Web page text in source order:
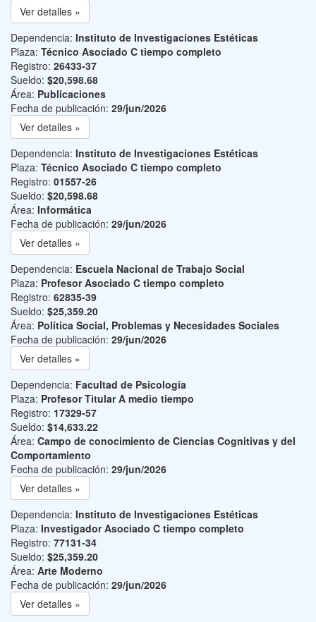
Ver detalles »
Dependencia: Instituto de Investigaciones Estéticas
Plaza: Técnico Asociado C tiempo completo
Registro: 26433-37
Sueldo: $20,598.68
Área: Publicaciones
Fecha de publicación: 29/jun/2026
Ver detalles »
Dependencia: Instituto de Investigaciones Estéticas
Plaza: Técnico Asociado C tiempo completo
Registro: 01557-26
Sueldo: $20,598.68
Área: Informática
Fecha de publicación: 29/jun/2026
Ver detalles »
Dependencia: Escuela Nacional de Trabajo Social
Plaza: Profesor Asociado C tiempo completo
Registro: 62835-39
Sueldo: $25,359.20
Área: Política Social, Problemas y Necesidades Sociales
Fecha de publicación: 29/jun/2026
Ver detalles »
Dependencia: Facultad de Psicología
Plaza: Profesor Titular A medio tiempo
Registro: 17329-57
Sueldo: $14,633.22
Área: Campo de conocimiento de Ciencias Cognitivas y del
Comportamiento
Fecha de publicación: 29/jun/2026
Ver detalles »
Dependencia: Instituto de Investigaciones Estéticas
Plaza: Investigador Asociado C tiempo completo
Registro: 77131-34
Sueldo: $25,359.20
Área: Arte Moderno
Fecha de publicación: 29/jun/2026
Ver detalles »